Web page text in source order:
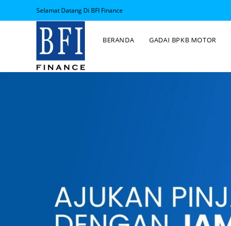
Selamat Datang Di BFI Finance
BERANDA GADAI BPKB MOTOR